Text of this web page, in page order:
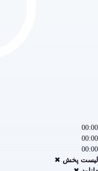
00:00
00:00
00:00
لیست پخش ✖